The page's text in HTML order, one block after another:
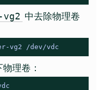
中去除物理卷
vg2 /dev/vdc
理卷：